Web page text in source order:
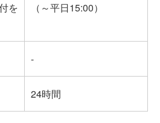
を
（～平日15:00）
-
24時間